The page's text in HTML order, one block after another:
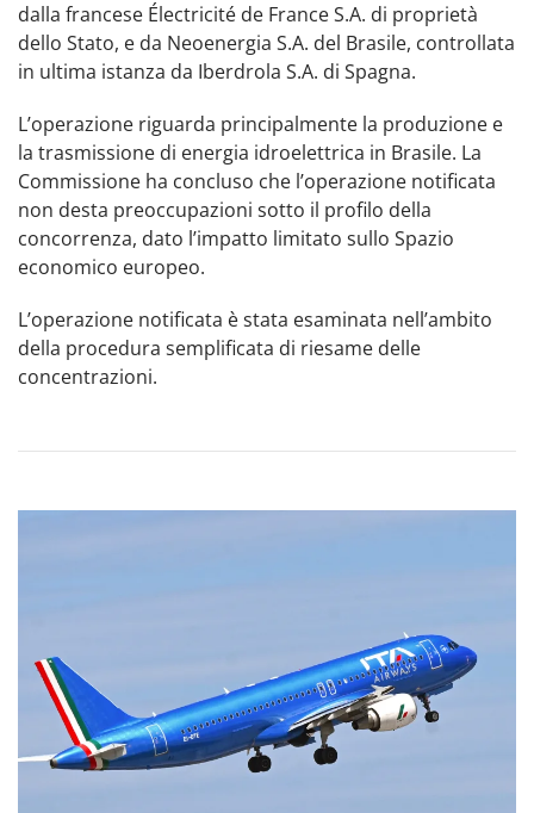
dalla francese Électricité de France S.A. di proprietà
dello Stato, e da Neoenergia S.A. del Brasile, controllata
in ultima istanza da Iberdrola S.A. di Spagna.
L’operazione riguarda principalmente la produzione e
la trasmissione di energia idroelettrica in Brasile. La
Commissione ha concluso che l’operazione notificata
non desta preoccupazioni sotto il profilo della
concorrenza, dato l’impatto limitato sullo Spazio
economico europeo.
L’operazione notificata è stata esaminata nell’ambito
della procedura semplificata di riesame delle
concentrazioni.